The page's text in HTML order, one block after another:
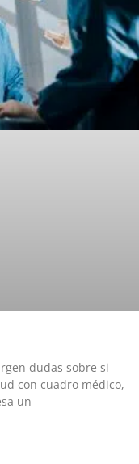
dudas sobre si
con cuadro médico,
un